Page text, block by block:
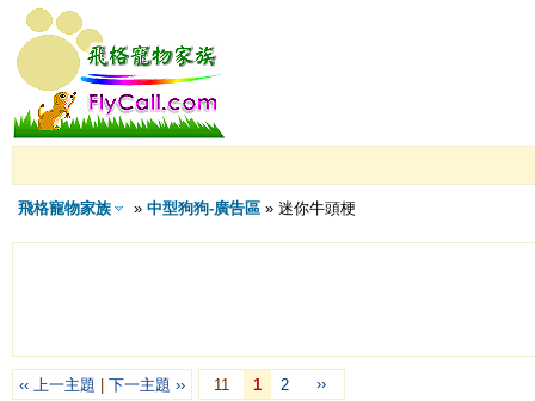
飛格寵物家族 » 中型狗狗-廣告區» 迷你牛頭梗
‹‹ 上一主題 下一主題 ›› 11 1 2 ››